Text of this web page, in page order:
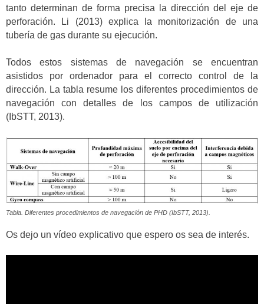
tanto determinan de forma precisa la dirección del eje de
perforación. Li (2013) explica la monitorización de una
tubería de gas durante su ejecución.
Todos estos sistemas de navegación se encuentran
asistidos por ordenador para el correcto control de la
dirección. La tabla resume los diferentes procedimientos de
navegación con detalles de los campos de utilización
(IbSTT, 2013).
Tabla. Diferentes procedimientos de navegación de PHD (IbSTT, 2013).
Os dejo un vídeo explicativo que espero os sea de interés.